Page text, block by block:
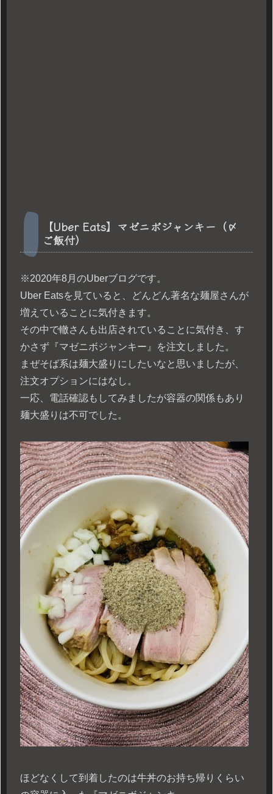
【Uber Eats】マゼニボジャンキー（〆
ご飯付）
※2020年8月のUberブログです。
Uber Eatsを見ていると、どんどん著名な麺屋さんが
増えていることに気付きます。
その中で轍さんも出店されていることに気付き、す
かさず『マゼニボジャンキー』を注文しました。
まぜそば系は麺大盛りにしたいなと思いましたが、
注文オプションにはなし。
一応、電話確認もしてみましたが容器の関係もあり
麺大盛りは不可でした。
ほどなくして到着したのは牛丼のお持ち帰りくらい